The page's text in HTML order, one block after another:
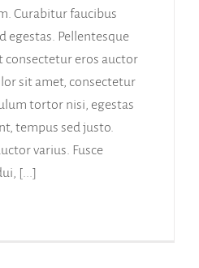
Curabitur faucibus
egestas. Pellentesque
consectetur eros auctor
sit amet, consectetur
tortor nisi, egestas
tempus sed justo.
varius. Fusce
[...]